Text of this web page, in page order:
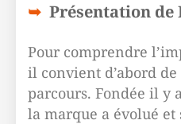
Présentation de
Pour comprendre
il convient d’abord de
parcours. Fondée il y
la marque a évolué et